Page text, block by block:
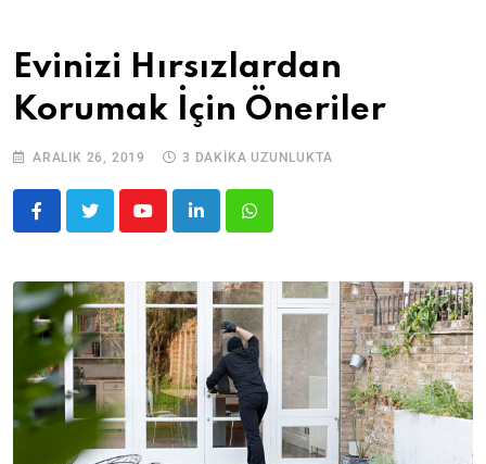
Evinizi Hırsızlardan
Korumak İçin Öneriler
ARALIK 26, 2019 3 DAKIKA UZUNLUKTA